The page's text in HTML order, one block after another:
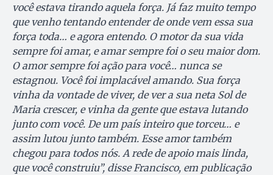
você estava tirando aquela força. Já faz muito tempo
que venho tentando entender de onde vem essa sua
força toda… e agora entendo. O motor da sua vida
sempre foi amar, e amar sempre foi o seu maior dom.
O amor sempre foi ação para você… nunca se
estagnou. Você foi implacável amando. Sua força
vinha da vontade de viver, de ver a sua neta Sol de
Maria crescer, e vinha da gente que estava lutando
junto com você. De um país inteiro que torceu… e
assim lutou junto também. Esse amor também
chegou para todos nós. A rede de apoio mais linda,
que você construiu”, disse Francisco, em publicação